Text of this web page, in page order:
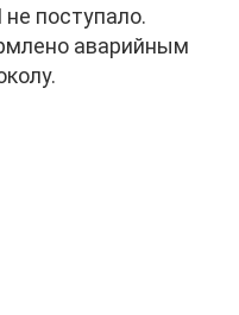
поступало.
аварийным